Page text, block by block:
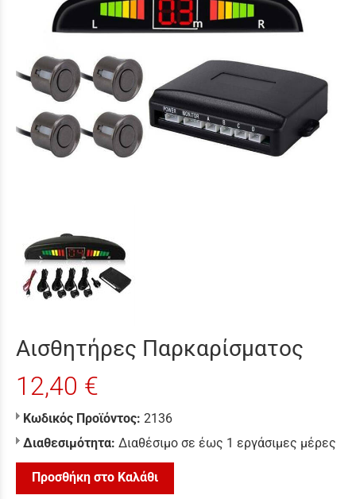
Αισθητήρες Παρκαρίσματος
12,40 €
Κωδικός Προϊόντος: 2136
Διαθεσιμότητα: Διαθέσιμο σε έως 1 εργάσιμες μέρες
Προσθήκη στο Καλάθι